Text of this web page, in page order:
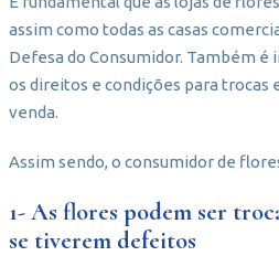
assim como todas as casas
Defesa do Consumidor. Também
os direitos e condições para trocas
venda.
Assim sendo, o consumidor de
1- As flores podem ser
se tiverem defeitos